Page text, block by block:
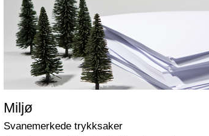
Miljø
Svanemerkede trykksaker